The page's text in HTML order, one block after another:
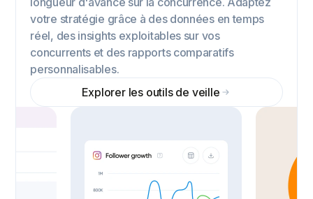
votre stratégie grâce à des données en temps
réel, des insights exploitables sur vos
concurrents et des rapports comparatifs
personnalisables.
Explorer les outils de veille